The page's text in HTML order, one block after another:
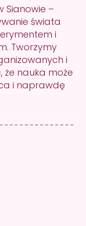
Sianowie –
świata
i
Tworzymy
i
że nauka może
i naprawdę